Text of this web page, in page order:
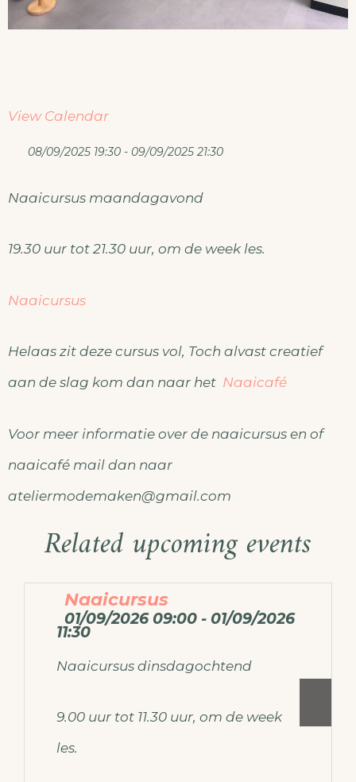
View Calendar
08/09/2025 19:30 - 09/09/2025 21:30
Naaicursus maandagavond
19.30 uur tot 21.30 uur, om de week les.
Naaicursus
Helaas zit deze cursus vol, Toch alvast creatief
aan de slag kom dan naar het Naaicafé
Voor meer informatie over de naaicursus en of
naaicafé mail dan naar
ateliermodemaken@gmail.com
Related upcoming events
Naaicursus
01/09/2026 09:00 - 01/09/2026
11:30
Naaicursus dinsdagochtend
9.00 uur tot 11.30 uur, om de week
les.